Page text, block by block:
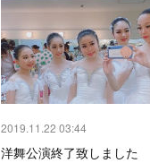
2019.11.22 03:44
洋舞公演終了致しました